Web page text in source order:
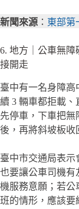
新聞來源 ： 東部第
6. 地方｜公車無
接開走
臺中有一名身障高
續 3 輛車都拒載
先停車，下車把
後，再將斜坡板收
臺中市交通局表
也要讓公車司機有
機服務意願；若公
班的情形，應該